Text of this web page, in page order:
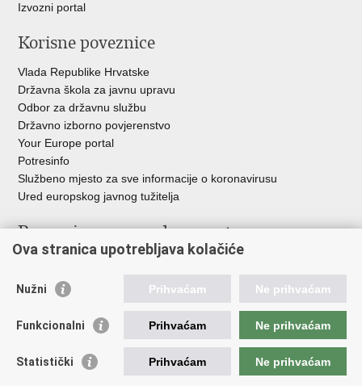
Izvozni portal
Korisne poveznice
Vlada Republike Hrvatske
Državna škola za javnu upravu
Odbor za državnu službu
Državno izborno povjerenstvo
Your Europe portal
Potresinfo
Službeno mjesto za sve informacije o koronavirusu
Ured europskog javnog tužitelja
Poveznice pravosudnog sustava
Državno odvjetništvo
Ured za suzbijanje korupcije i organiziranog kriminaliteta
Državnoodvjetničko vijeće
Hrvatska odvjetnička komora
Ova stranica upotrebljava kolačiće
Nužni Prihvaćam Ne prihvaćam
Funkcionalni Prihvaćam Ne prihvaćam
Statistički Prihvaćam Ne prihvaćam